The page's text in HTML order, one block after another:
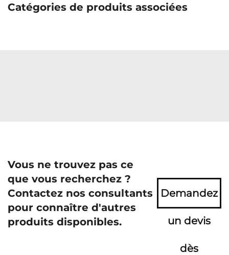
Catégories de produits associées
Vous ne trouvez pas ce
que vous recherchez ?
Contactez nos consultants
pour connaître d'autres
produits disponibles.
Demandez
un devis
dès